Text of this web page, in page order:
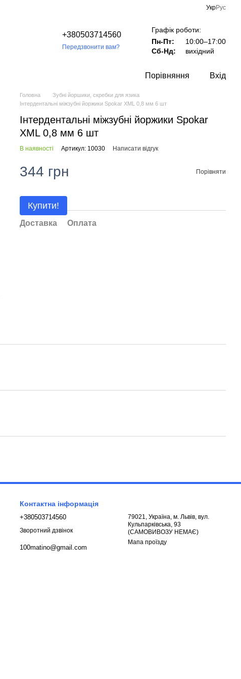
УкрРус
+380503714560
Передзвонити вам?
Графік роботи:
Пн-Пт:
10:00–17:00
Сб-Нд:
вихідний
Порівняння Вхід
Головна
Зубні йоршики, скребки для язика
Інтердентальні міжзубні йоржики Spokar XML 0,8 мм 6 шт
Інтердентальні міжзубні йоржики Spokar
XML 0,8 мм 6 шт
В наявності Артикул: 10030 Написати відгук
344 грн Порівняти
Купити!
Доставка Оплата
Контактна інформація
+380503714560
Зворотний дзвінок
100matino@gmail.com
79021, Україна, м. Львів, вул.
Кульпарківська, 93
(САМОВИВОЗУ НЕМАЄ)
Мапа проїзду